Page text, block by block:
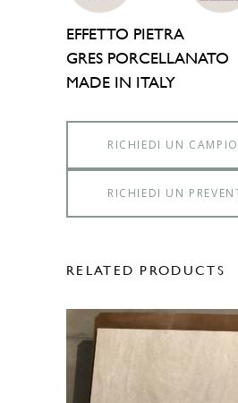
EFFETTO PIETRA
GRES PORCELLANATO
MADE IN ITALY
RICHIEDI UN
RICHIEDI UN
RELATED PRODUCTS